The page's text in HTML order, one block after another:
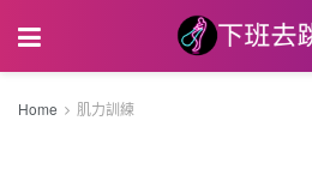
Home 肌力訓練